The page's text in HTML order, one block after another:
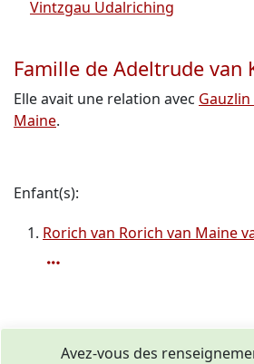
Vintzgau Udalriching
Famille de Adeltrude van
Elle avait une relation avec
Maine.
Enfant(s):
Rorich van Rorich van Maine
Avez-vous des